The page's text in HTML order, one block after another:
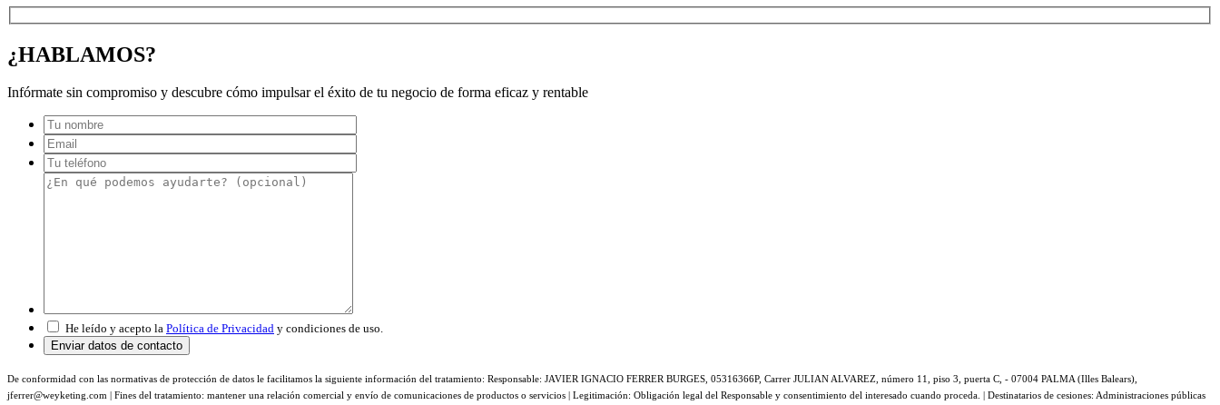
¿HABLAMOS?
Infórmate sin compromiso y descubre cómo impulsar el éxito de tu negocio de forma eficaz y rentable
He leído y acepto la Política de Privacidad y condiciones de uso.
De conformidad con las normativas de protección de datos le facilitamos la siguiente información del tratamiento: Responsable: JAVIER IGNACIO FERRER BURGES, 05316366P, Carrer JULIAN ALVAREZ, número 11, piso 3, puerta C, - 07004 PALMA (Illes Balears),
jferrer@weyketing.com | Fines del tratamiento: mantener una relación comercial y envío de comunicaciones de productos o servicios | Legitimación: Obligación legal del Responsable y consentimiento del interesado cuando proceda. | Destinatarios de cesiones: Administraciones públicas